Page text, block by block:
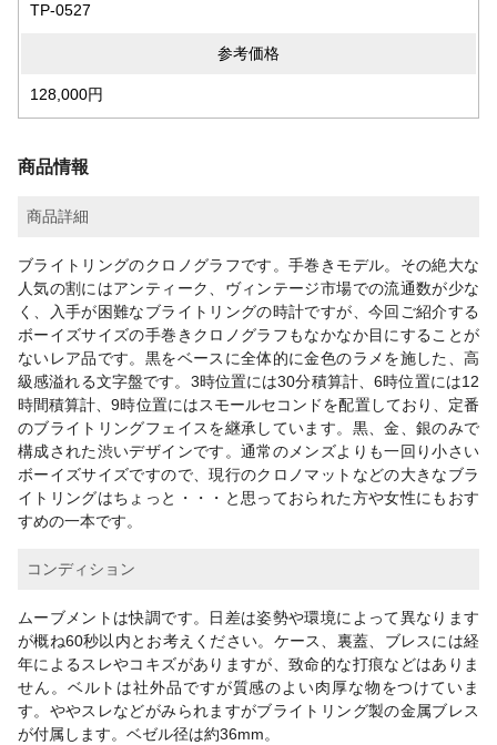
TP-0527
参考価格
128,000円
商品情報
商品詳細
ブライトリングのクロノグラフです。手巻きモデル。その絶大な
人気の割にはアンティーク、ヴィンテージ市場での流通数が少な
く、入手が困難なブライトリングの時計ですが、今回ご紹介する
ボーイズサイズの手巻きクロノグラフもなかなか目にすることが
ないレア品です。黒をベースに全体的に金色のラメを施した、高
級感溢れる文字盤です。3時位置には30分積算計、6時位置には12
時間積算計、9時位置にはスモールセコンドを配置しており、定番
のブライトリングフェイスを継承しています。黒、金、銀のみで
構成された渋いデザインです。通常のメンズよりも一回り小さい
ボーイズサイズですので、現行のクロノマットなどの大きなブラ
イトリングはちょっと・・・と思っておられた方や女性にもおす
すめの一本です。
コンディション
ムーブメントは快調です。日差は姿勢や環境によって異なります
が概ね60秒以内とお考えください。ケース、裏蓋、ブレスには経
年によるスレやコキズがありますが、致命的な打痕などはありま
せん。ベルトは社外品ですが質感のよい肉厚な物をつけていま
す。ややスレなどがみられますがブライトリング製の金属ブレス
が付属します。ベゼル径は約36mm。